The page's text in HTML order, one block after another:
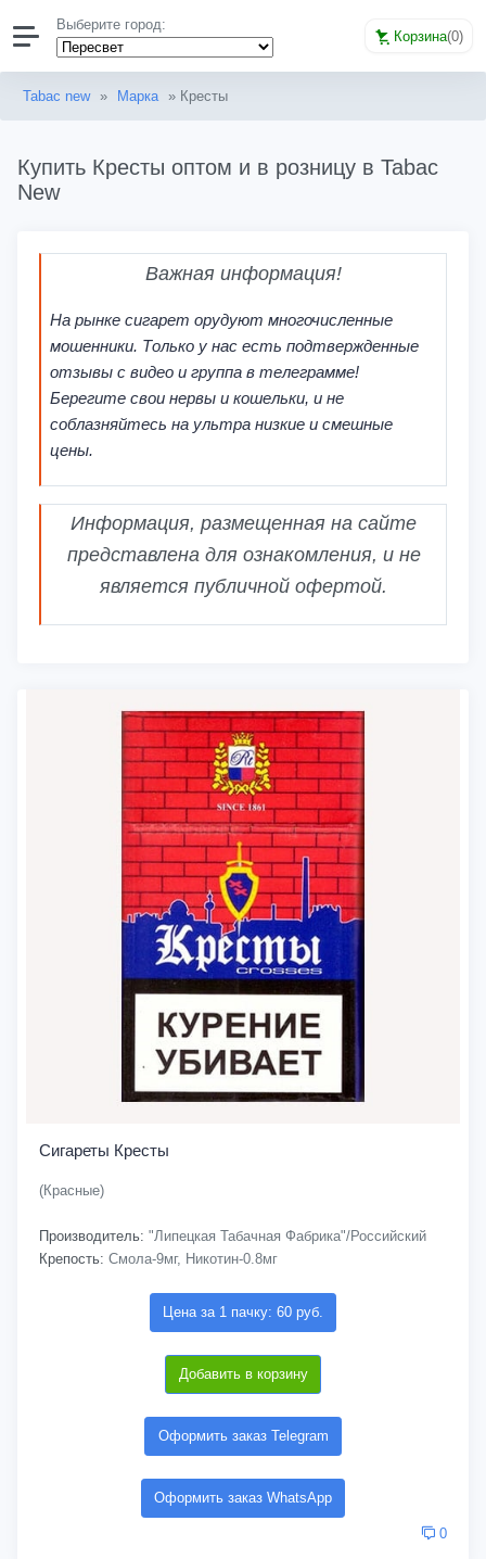
Выберите город:
Корзина(0)
Tabac new » Марка » Кресты
Купить Кресты оптом и в розницу в Tabac
New
Важная информация!
На рынке сигарет орудуют многочисленные
мошенники. Только у нас есть подтвержденные
отзывы с видео и группа в телеграмме!
Берегите свои нервы и кошельки, и не
соблазняйтесь на ультра низкие и смешные
цены.
Информация, размещенная на сайте
представлена для ознакомления, и не
является публичной офертой.
Сигареты Кресты
(Красные)
Производитель: "Липецкая Табачная Фабрика"/Российский
Крепость: Смола-9мг, Никотин-0.8мг
Цена за 1 пачку: 60 руб.
Добавить в корзину
Оформить заказ Telegram
Оформить заказ WhatsApp
0